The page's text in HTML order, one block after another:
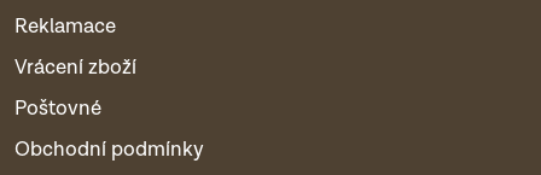
Reklamace
Vrácení zboží
Poštovné
Obchodní podmínky